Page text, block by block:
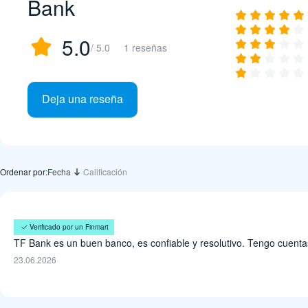
Bank
5.0/ 5.0 1 reseñas
Deja una reseña
Ordenar por:Fecha Calificación
José Navarro
TF Bank es un buen banco, es confiable y resolutivo. Tengo
23.06.2026
Verificado por un Finmart